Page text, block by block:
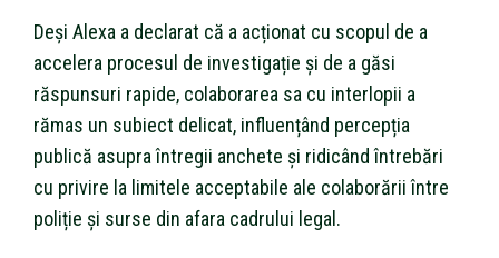
Deși Alexa a declarat că a acționat cu scopul de a
accelera procesul de investigație și de a găsi
răspunsuri rapide, colaborarea sa cu interlopii a
rămas un subiect delicat, influențând percepția
publică asupra întregii anchete și ridicând întrebări
cu privire la limitele acceptabile ale colaborării între
poliție și surse din afara cadrului legal.